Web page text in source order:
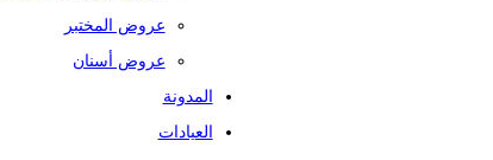
عروض المختبر
عروض أسنان
المدونة
العيادات